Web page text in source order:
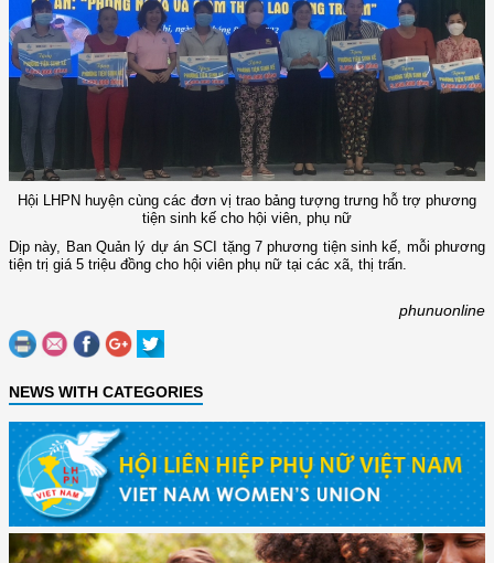
Hội LHPN huyện cùng các đơn vị trao bảng tượng trưng hỗ trợ phương
tiện sinh kế cho hội viên, phụ nữ
Dịp này, Ban Quản lý dự án SCI tặng 7 phương tiện sinh kế, mỗi phương
tiện trị giá 5 triệu đồng cho hội viên phụ nữ tại các xã, thị trấn.
phunuonline
NEWS WITH CATEGORIES